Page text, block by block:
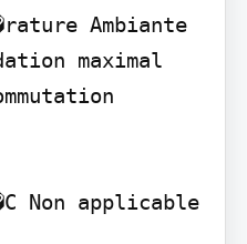
Ambiante
maximal
Non applicable